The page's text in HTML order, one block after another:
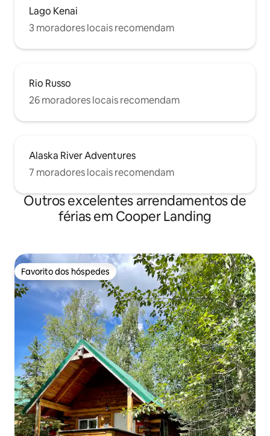
Lago Kenai
3 moradores locais recomendam
Rio Russo
26 moradores locais recomendam
Alaska River Adventures
7 moradores locais recomendam
Outros excelentes arrendamentos de
férias em Cooper Landing
Favorito dos hóspedes
Favorito dos hóspedes